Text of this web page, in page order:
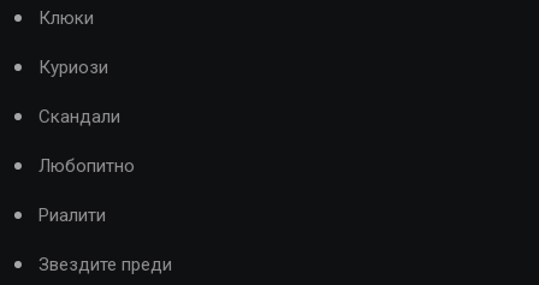
Клюки
Куриози
Скандали
Любопитно
Риалити
Звездите преди